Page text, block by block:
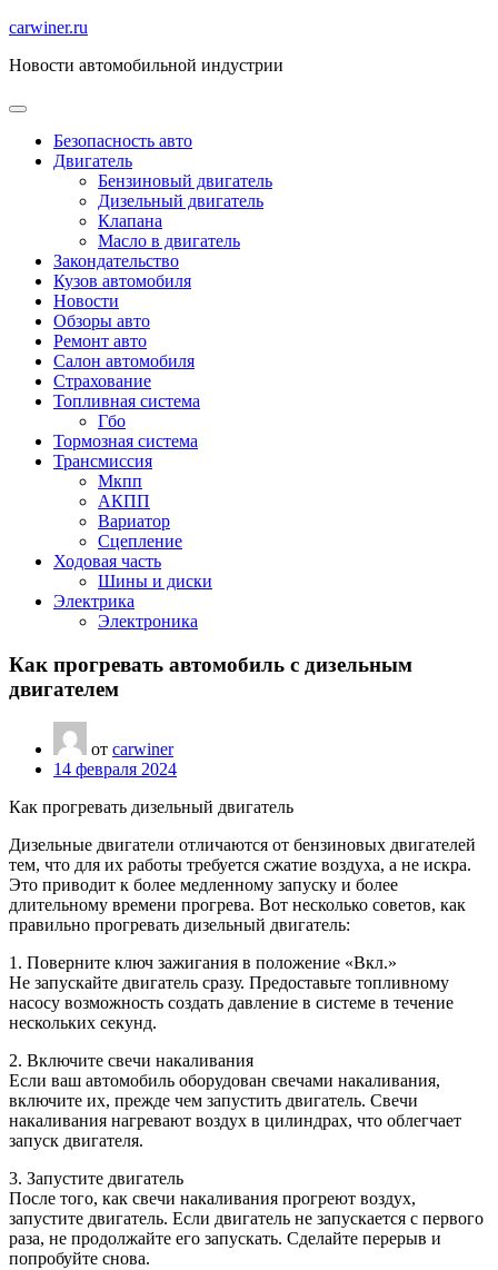
Перейти
содержимому
carwiner.ru
Новости автомобильной индустрии
Безопасность авто
Двигатель
Бензиновый двигатель
Дизельный двигатель
Клапана
Масло в двигатель
Закондательство
Кузов автомобиля
Новости
Обзоры авто
Ремонт авто
Салон автомобиля
Страхование
Топливная система
Гбо
Тормозная система
Трансмиссия
Мкпп
АКПП
Вариатор
Сцепление
Ходовая часть
Шины и диски
Электрика
Электроника
Как прогревать автомобиль с дизельным
двигателем
от carwiner
14 февраля 2024
Как прогревать дизельный двигатель
Дизельные двигатели отличаются от бензиновых двигателей
тем, что для их работы требуется сжатие воздуха, а не искра.
Это приводит к более медленному запуску и более
длительному времени прогрева. Вот несколько советов, как
правильно прогревать дизельный двигатель:
1. Поверните ключ зажигания в положение «Вкл.»
Не запускайте двигатель сразу. Предоставьте топливному
насосу возможность создать давление в системе в течение
нескольких секунд.
2. Включите свечи накаливания
Если ваш автомобиль оборудован свечами накаливания,
включите их, прежде чем запустить двигатель. Свечи
накаливания нагревают воздух в цилиндрах, что облегчает
запуск двигателя.
3. Запустите двигатель
После того, как свечи накаливания прогреют воздух,
запустите двигатель. Если двигатель не запускается с первого
раза, не продолжайте его запускать. Сделайте перерыв и
попробуйте снова.